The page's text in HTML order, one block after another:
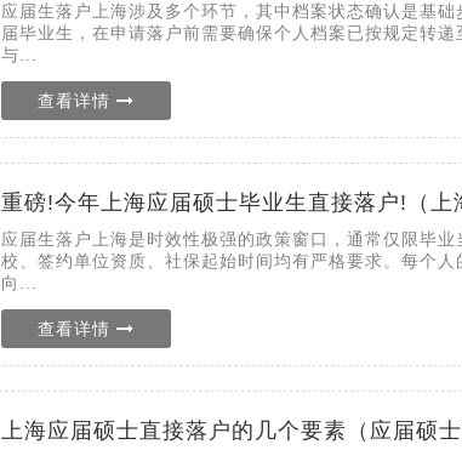
应届生落户上海涉及多个环节，其中档案状态确认是基
届毕业生，在申请落户前需要确保个人档案已按规定转
与...
查看详情
重磅!今年上海应届硕士毕业生直接落户!（上
应届生落户上海是时效性极强的政策窗口，通常仅限毕
校、签约单位资质、社保起始时间均有严格要求。每个
向...
查看详情
上海应届硕士直接落户的几个要素（应届硕